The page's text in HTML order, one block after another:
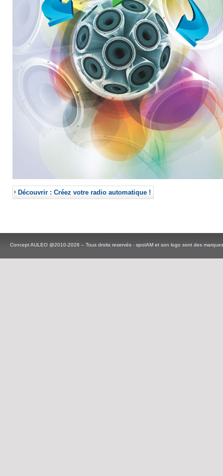
Découvrir : Créez votre radio automatique !
Concept AULEO @2010-2026 – Tous droits reservés - spotAM et son logo sont des